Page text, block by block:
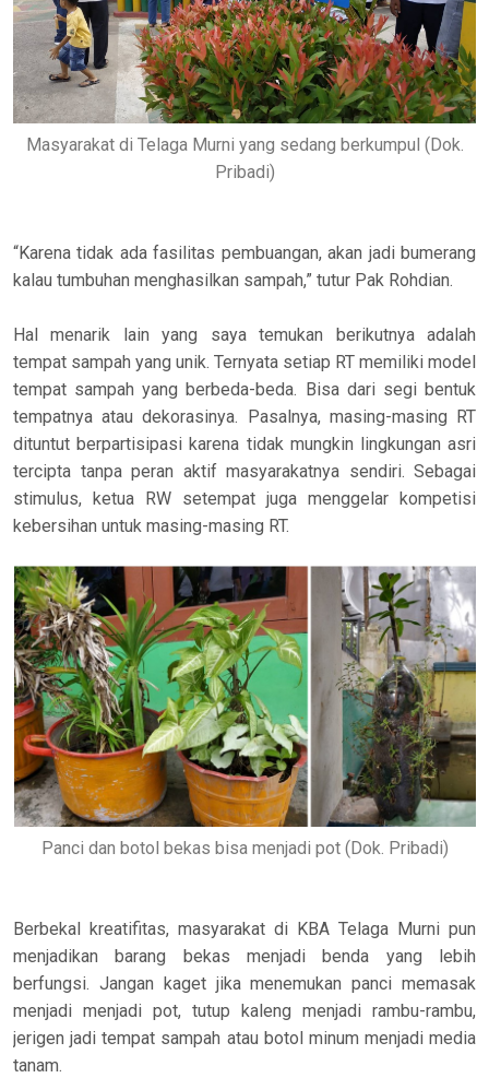
Masyarakat di Telaga Murni yang sedang berkumpul (Dok.
Pribadi)
“Karena tidak ada fasilitas pembuangan, akan jadi bumerang
kalau tumbuhan menghasilkan sampah,” tutur Pak Rohdian.
Hal menarik lain yang saya temukan berikutnya adalah
tempat sampah yang unik. Ternyata setiap RT memiliki model
tempat sampah yang berbeda-beda. Bisa dari segi bentuk
tempatnya atau dekorasinya. Pasalnya, masing-masing RT
dituntut berpartisipasi karena tidak mungkin lingkungan asri
tercipta tanpa peran aktif masyarakatnya sendiri. Sebagai
stimulus, ketua RW setempat juga menggelar kompetisi
kebersihan untuk masing-masing RT.
Panci dan botol bekas bisa menjadi pot (Dok. Pribadi)
Berbekal kreatifitas, masyarakat di KBA Telaga Murni pun
menjadikan barang bekas menjadi benda yang lebih
berfungsi. Jangan kaget jika menemukan panci memasak
menjadi menjadi pot, tutup kaleng menjadi rambu-rambu,
jerigen jadi tempat sampah atau botol minum menjadi media
tanam.